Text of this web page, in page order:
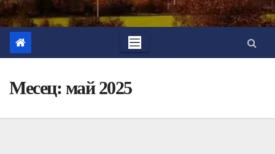
Месец: май 2025